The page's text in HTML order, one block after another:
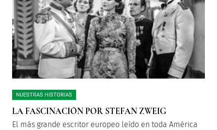
NUESTRAS HISTORIAS
LA FASCINACIÓN POR STEFAN ZWEIG
El más grande escritor europeo leído en toda América